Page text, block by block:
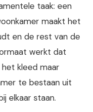
taak: een
maakt het
en de rest van de
werkt dat
kleed maar
te bestaan uit
elkaar staan.